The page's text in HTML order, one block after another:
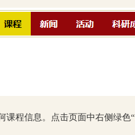
课程信息。点击页面中右侧绿色“